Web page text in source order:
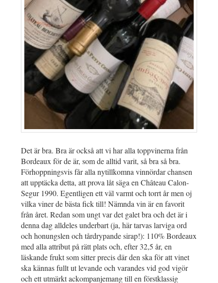
Det är bra. Bra är också att vi har alla toppvinerna från
Bordeaux för de är, som de alltid varit, så bra så bra.
Förhoppningsvis får alla nytillkomna vinnördar chansen
att upptäcka detta, att prova låt säga en Château Calon-
Segur 1990. Egentligen ett väl varmt och torrt år men oj
vilka viner de bästa fick till! Nämnda vin är en favorit
från året. Redan som ungt var det galet bra och det är i
denna dag alldeles underbart (ja, här tarvas larviga ord
och honungslen och tårdrypande sirap!): 110% Bordeaux
med alla attribut på rätt plats och, efter 32,5 år, en
läskande frukt som sitter precis där den ska för att vinet
ska kännas fullt ut levande och varandes vid god vigör
och ett utmärkt ackompanjemang till en förstklassig